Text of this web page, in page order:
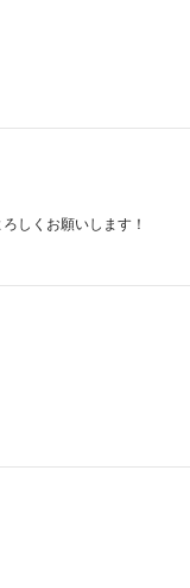
しくお願いします！